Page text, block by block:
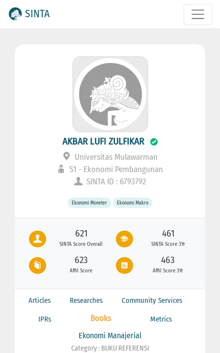
SINTA
AKBAR LUFI ZULFIKAR
Universitas Mulawarman
S1 - Ekonomi Pembangunan
SINTA ID : 6793792
Ekonomi Moneter Ekonomi Makro
621
SINTA Score Overall
461
SINTA Score 3Yr
623
Affil Score
463
Affil Score 3Yr
Articles Researches Community Services
IPRs Books Metrics
Ekonomi Manajerial
Category : BUKU REFERENSI